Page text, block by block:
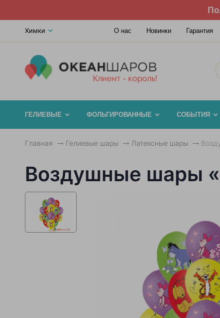
Химки О нас Новинки Гарантия
ГЕЛИЕВЫЕ ФОЛЬГИРОВАННЫЕ СОБЫТИЯ
Главная Гелиевые шары Латексные шары
Воздушные шары